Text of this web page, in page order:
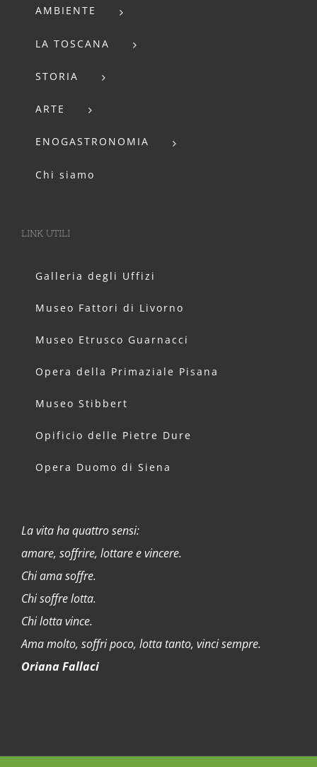
AMBIENTE
LA TOSCANA
STORIA
ARTE
ENOGASTRONOMIA
Chi siamo
LINK UTILI
Galleria degli Uffizi
Museo Fattori di Livorno
Museo Etrusco Guarnacci
Opera della Primaziale Pisana
Museo Stibbert
Opificio delle Pietre Dure
Opera Duomo di Siena
La vita ha quattro sensi:
amare, soffrire, lottare e vincere.
Chi ama soffre.
Chi soffre lotta.
Chi lotta vince.
Ama molto, soffri poco, lotta tanto, vinci sempre.
Oriana Fallaci